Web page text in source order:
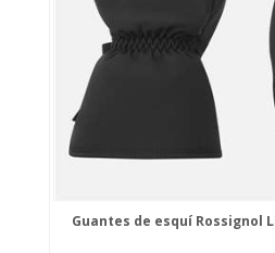
Guantes de esquí Rossignol